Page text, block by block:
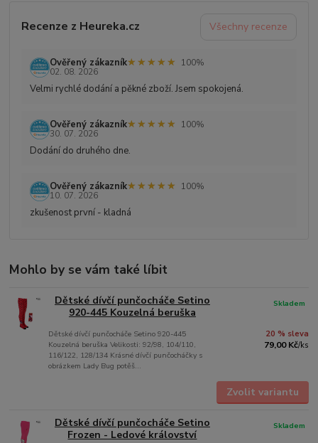
Recenze z Heureka.cz Všechny recenze
Ověřený zákazník★★★★★
★★★★★
100%
02. 08. 2026
Velmi rychlé dodání a pěkné zboží. Jsem spokojená.
Ověřený zákazník★★★★★
★★★★★
100%
30. 07. 2026
Dodání do druhého dne.
Ověřený zákazník★★★★★
★★★★★
100%
10. 07. 2026
zkušenost první - kladná
Mohlo by se vám také líbit
Dětské dívčí punčocháče Setino
920-445 Kouzelná beruška
Dětské dívčí punčocháče Setino 920-445
Kouzelná beruška Velikosti: 92/98, 104/110,
116/122, 128/134 Krásné dívčí punčocháčky s
obrázkem Lady Bug potěš...
20 % sleva
79,00 Kč/ks
Skladem
Zvolit variantu
Dětské dívčí punčocháče Setino
Frozen - Ledové království
Skladem